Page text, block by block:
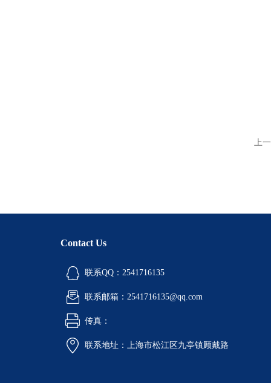
上
Contact Us
联系QQ：2541716135
联系邮箱：2541716135@qq.com
传真：
联系地址：上海市松江区九亭镇顾戴路